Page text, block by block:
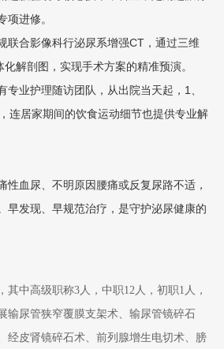
项进修。
联合影像科行泌尿系增强CT，通过三维
化解剖图，实现手术方案的精准预演。
专业护理随访团队，从出院当天起，1、
连居家期间的饮食运动细节也提供专业解
性血尿、不明原因腰痛或反复尿路不适，
早发现、早规范治疗，是守护泌尿健康的
其中高级职称3人，中职12人，初职1人，
输尿管狭窄覆膜支架术、输尿管镜碎石
经皮肾镜碎石术、前列腺增生电切术、膀